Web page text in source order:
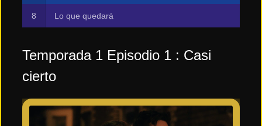
Lo que quedará
Temporada 1 Episodio 1 : Casi
cierto